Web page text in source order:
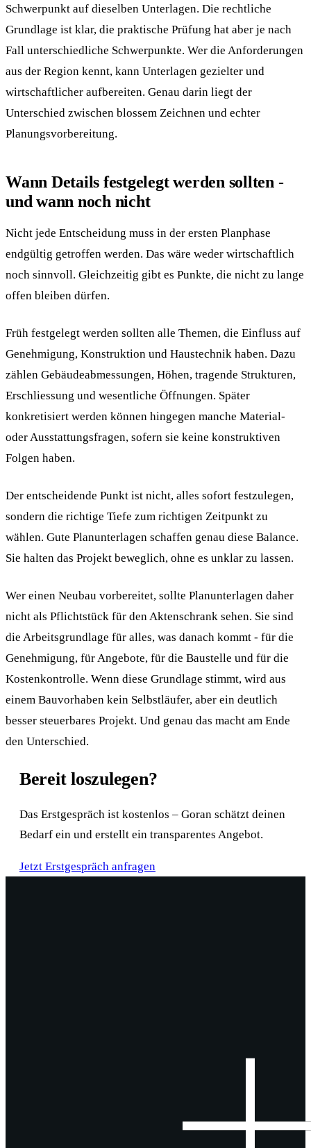
Schwerpunkt auf dieselben Unterlagen. Die rechtliche
Grundlage ist klar, die praktische Prüfung hat aber je nach
Fall unterschiedliche Schwerpunkte. Wer die Anforderungen
aus der Region kennt, kann Unterlagen gezielter und
wirtschaftlicher aufbereiten. Genau darin liegt der
Unterschied zwischen blossem Zeichnen und echter
Planungsvorbereitung.
Wann Details festgelegt werden sollten -
und wann noch nicht
Nicht jede Entscheidung muss in der ersten Planphase
endgültig getroffen werden. Das wäre weder wirtschaftlich
noch sinnvoll. Gleichzeitig gibt es Punkte, die nicht zu lange
offen bleiben dürfen.
Früh festgelegt werden sollten alle Themen, die Einfluss auf
Genehmigung, Konstruktion und Haustechnik haben. Dazu
zählen Gebäudeabmessungen, Höhen, tragende Strukturen,
Erschliessung und wesentliche Öffnungen. Später
konkretisiert werden können hingegen manche Material-
oder Ausstattungsfragen, sofern sie keine konstruktiven
Folgen haben.
Der entscheidende Punkt ist nicht, alles sofort festzulegen,
sondern die richtige Tiefe zum richtigen Zeitpunkt zu
wählen. Gute Planunterlagen schaffen genau diese Balance.
Sie halten das Projekt beweglich, ohne es unklar zu lassen.
Wer einen Neubau vorbereitet, sollte Planunterlagen daher
nicht als Pflichtstück für den Aktenschrank sehen. Sie sind
die Arbeitsgrundlage für alles, was danach kommt - für die
Genehmigung, für Angebote, für die Baustelle und für die
Kostenkontrolle. Wenn diese Grundlage stimmt, wird aus
einem Bauvorhaben kein Selbstläufer, aber ein deutlich
besser steuerbares Projekt. Und genau das macht am Ende
den Unterschied.
Bereit loszulegen?
Das Erstgespräch ist kostenlos – Goran schätzt deinen
Bedarf ein und erstellt ein transparentes Angebot.
Jetzt Erstgespräch anfragen